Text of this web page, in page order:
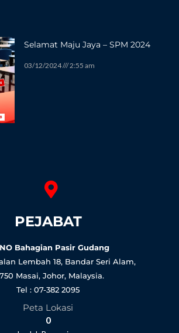
Selamat Maju Jaya – SPM 2024
03/12/2024 2:55 am
PEJABAT
Bahagian Pasir Gudang
Lembah 18, Bandar Seri Alam,
Masai, Johor, Malaysia.
Tel : 07-382 2095
Peta Lokasi
0